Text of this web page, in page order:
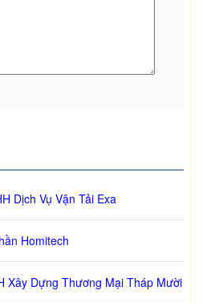
Dịch Vụ Vận Tải Exa
Homitech
Xây Dựng Thương Mại Tháp Mười